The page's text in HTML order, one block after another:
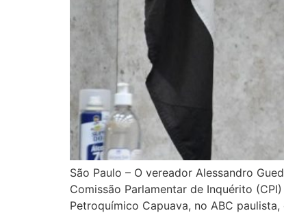
São Paulo – O vereador Alessandro
Comissão Parlamentar de Inquérito
Petroquímico Capuava, no ABC